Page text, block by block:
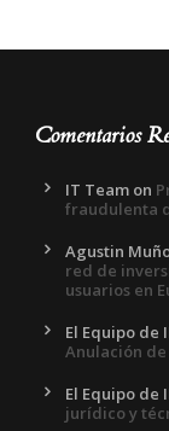
Comentarios
IT Team on
fraudulenta
Agustin
red de
usuarios en
El Equipo de
Anulación
El Equipo de
jurídico y